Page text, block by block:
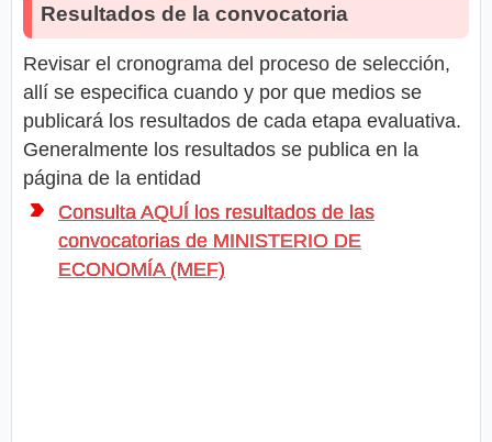
Resultados de la convocatoria
Revisar el cronograma del proceso de selección,
allí se especifica cuando y por que medios se
publicará los resultados de cada etapa evaluativa.
Generalmente los resultados se publica en la
página de la entidad
Consulta AQUÍ los resultados de las
convocatorias de MINISTERIO DE
ECONOMÍA (MEF)